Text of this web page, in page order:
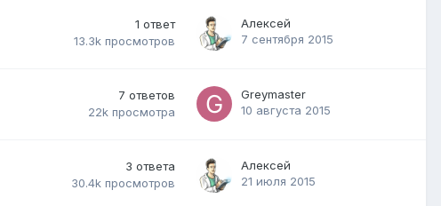
1 ответ
13.3k просмотров
Алексей
7 сентября 2015
7 ответов
22k просмотра
Greymaster
10 августа 2015
3 ответа
30.4k просмотров
Алексей
21 июля 2015